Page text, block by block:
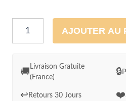
quantité
déco
mural
Van
AJOUTER AU
🚚
Livraison Gratuite
(France)
🔒
↩️ Retours 30 Jours ❤️